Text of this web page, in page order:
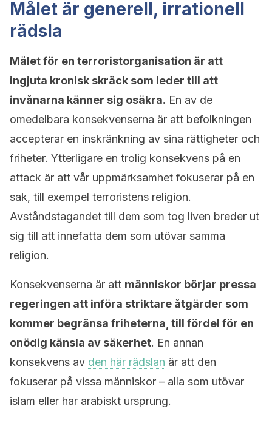
Målet är generell, irrationell
rädsla
Målet för en terroristorganisation är att
ingjuta kronisk skräck som leder till att
invånarna känner sig osäkra. En av de
omedelbara konsekvenserna är att befolkningen
accepterar en inskränkning av sina rättigheter och
friheter. Ytterligare en trolig konsekvens på en
attack är att vår uppmärksamhet fokuserar på en
sak, till exempel terroristens religion.
Avståndstagandet till dem som tog liven breder ut
sig till att innefatta dem som utövar samma
religion.
Konsekvenserna är att människor börjar pressa
regeringen att införa striktare åtgärder som
kommer begränsa friheterna, till fördel för en
onödig känsla av säkerhet. En annan
konsekvens av den här rädslan är att den
fokuserar på vissa människor – alla som utövar
islam eller har arabiskt ursprung.